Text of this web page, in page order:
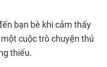
bạn bè khi cảm thấy
cuộc trò chuyện thú
thiếu.